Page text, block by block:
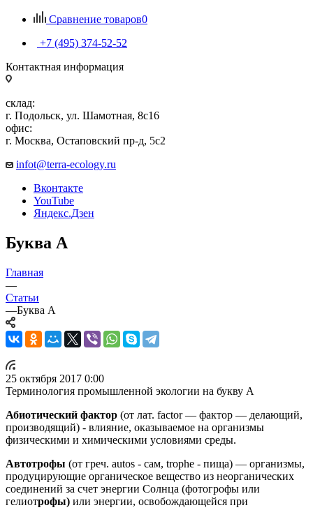
Сравнение товаров0
+7 (495) 374-52-52
Контактная информация
склад:
г. Подольск, ул. Шамотная, 8с16
офис:
г. Москва, Остаповский пр-д, 5с2
infot@terra-ecology.ru
Вконтакте
YouTube
Яндекс.Дзен
Буква А
Главная
—
Статьи
—Буква А
25 октября 2017 0:00
Терминология промышленной экологии на букву А
Абиотический фактор (от лат. factor — фактор — делающий,
производящий) - влияние, оказываемое на организмы
физическими и химическими условиями среды.
Автотрофы (от греч. autos - сам, trophe - пища) — организмы,
продуцирующие органическое вещество из неорганических
соединений за счет энергии Солнца (фотогрофы или
гелиотрофы) или энергии, освобождающейся при